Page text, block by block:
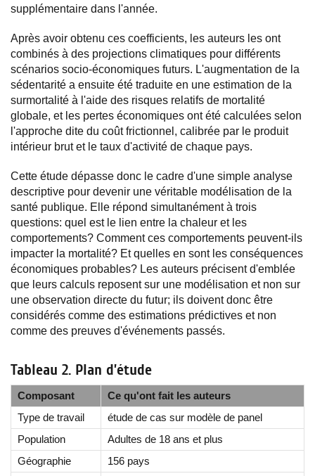
supplémentaire dans l'année.
Après avoir obtenu ces coefficients, les auteurs les ont
combinés à des projections climatiques pour différents
scénarios socio-économiques futurs. L'augmentation de la
sédentarité a ensuite été traduite en une estimation de la
surmortalité à l'aide des risques relatifs de mortalité
globale, et les pertes économiques ont été calculées selon
l'approche dite du coût frictionnel, calibrée par le produit
intérieur brut et le taux d'activité de chaque pays.
Cette étude dépasse donc le cadre d'une simple analyse
descriptive pour devenir une véritable modélisation de la
santé publique. Elle répond simultanément à trois
questions: quel est le lien entre la chaleur et les
comportements? Comment ces comportements peuvent-ils
impacter la mortalité? Et quelles en sont les conséquences
économiques probables? Les auteurs précisent d'emblée
que leurs calculs reposent sur une modélisation et non sur
une observation directe du futur; ils doivent donc être
considérés comme des estimations prédictives et non
comme des preuves d'événements passés.
Tableau 2. Plan d’étude
Composant
Ce qu'ont fait les auteurs
Type de travail
étude de cas sur modèle de panel
Population
Adultes de 18 ans et plus
Géographie
156 pays